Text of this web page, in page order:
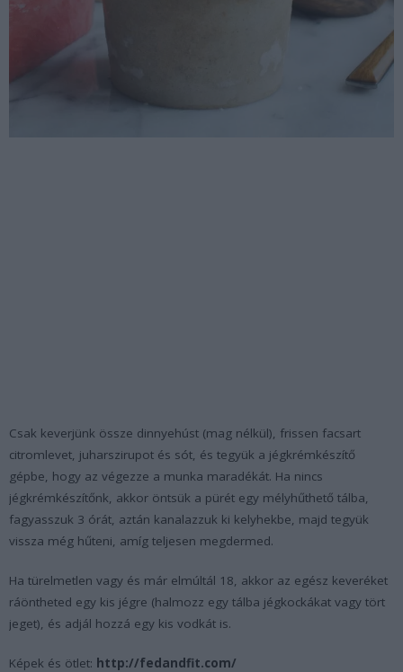
Csak keverjünk össze dinnyehúst (mag nélkül), frissen facsart
citromlevet, juharszirupot és sót, és tegyük a jégkrémkészítő
gépbe, hogy az végezze a munka maradékát. Ha nincs
jégkrémkészítőnk, akkor öntsük a pürét egy mélyhűthető tálba,
fagyasszuk 3 órát, aztán kanalazzuk ki kelyhekbe, majd tegyük
vissza még hűteni, amíg teljesen megdermed.
Ha türelmetlen vagy és már elmúltál 18, akkor az egész keveréket
ráöntheted egy kis jégre (halmozz egy tálba jégkockákat vagy tört
jeget), és adjál hozzá egy kis vodkát is.
Képek és ötlet: http://fedandfit.com/